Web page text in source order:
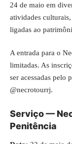
24 de maio em
atividades culturais
ligadas ao
A entrada para o
limitadas. As
ser acessadas pelo
@necrotourrj.
Serviço —
Penitência